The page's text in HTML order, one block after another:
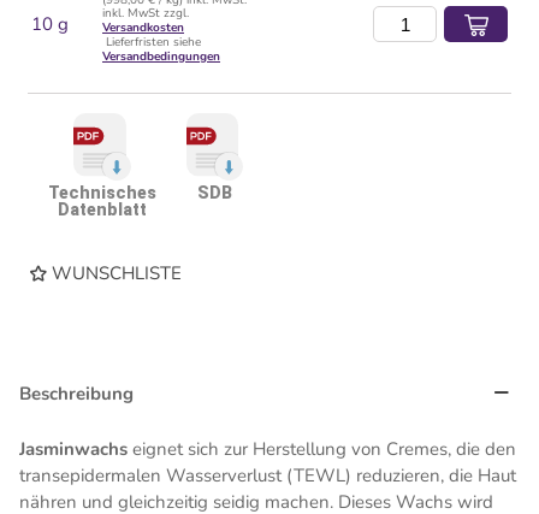
10 g
inkl. MwSt zzgl.
Versandkosten
Lieferfristen siehe
Versandbedingungen
Technisches
Datenblatt
SDB
WUNSCHLISTE
Beschreibung
Jasminwachs eignet sich zur Herstellung von Cremes, die den
transepidermalen Wasserverlust (TEWL) reduzieren, die Haut
nähren und gleichzeitig seidig machen. Dieses Wachs wird